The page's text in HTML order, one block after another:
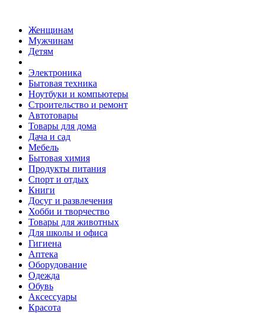
Женщинам
Мужчинам
Детям
Электроника
Бытовая техника
Ноутбуки и компьютеры
Строительство и ремонт
Автотовары
Товары для дома
Дача и сад
Мебель
Бытовая химия
Продукты питания
Спорт и отдых
Книги
Досуг и развлечения
Хобби и творчество
Товары для животных
Для школы и офиса
Гигиена
Аптека
Оборудование
Одежда
Обувь
Аксессуары
Красота